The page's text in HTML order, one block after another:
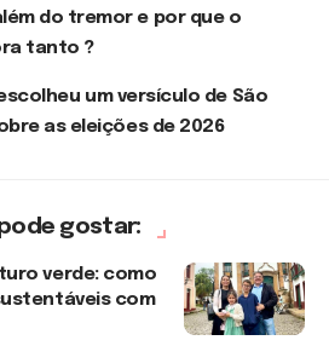
do tremor e por que o
tanto ?
um versículo de São
as eleições de 2026
gostar:
verde: como
com